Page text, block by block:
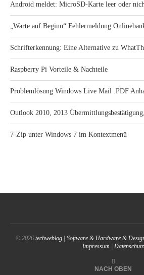
Android meldet: MicroSD-Karte leer oder
„Warte auf Beginn“ Fehlermeldung
Schrifterkennung: Eine Alternative zu
Raspberry Pi Vorteile & Nachteile
Problemlösung Windows Live Mail .PDF
Outlook 2010, 2013
7-Zip unter Windows 7 im Kontextmenü
© 2026 techweblog | Software & Hardware &
Impressum
Datenschutz
NACH OBEN